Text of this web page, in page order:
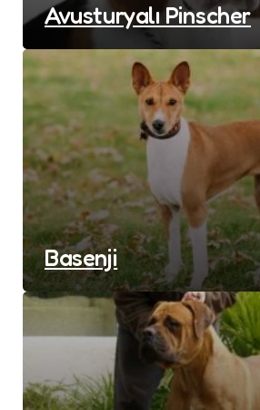
Basenji
Avusturyalı Pinscher